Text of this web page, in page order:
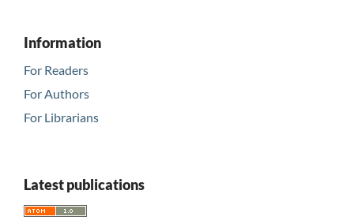
Information
For Readers
For Authors
For Librarians
Latest publications